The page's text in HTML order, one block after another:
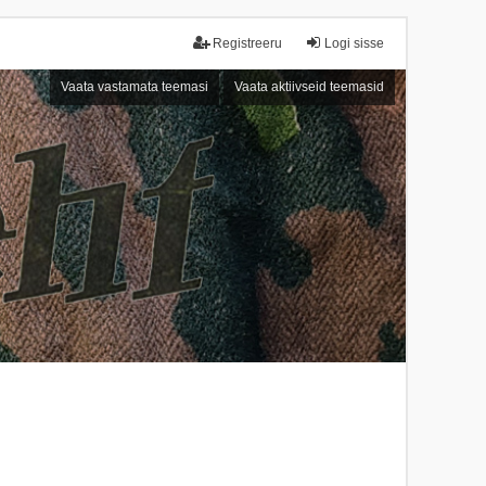
Logi sisse
Registreeru
Vaata vastamata teemasi Vaata aktiivseid teemasid